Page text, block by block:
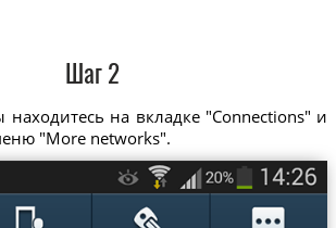
Шаг 2
находитесь на вкладке "Connections" и
"More networks".